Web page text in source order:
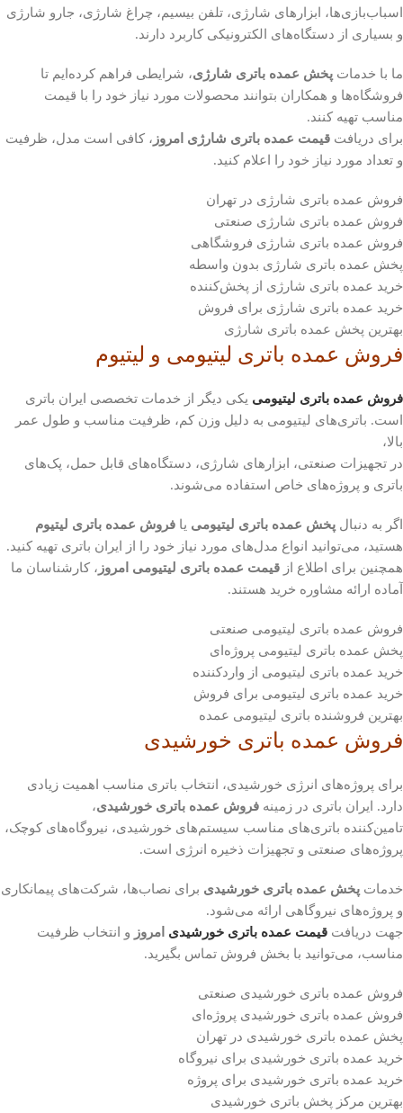
اسباب‌بازی‌ها، ابزارهای شارژی، تلفن بیسیم، چراغ شارژی، جارو شارژی
و بسیاری از دستگاه‌های الکترونیکی کاربرد دارند.
ما با خدمات پخش عمده باتری شارژی، شرایطی فراهم کرده‌ایم تا
فروشگاه‌ها و همکاران بتوانند محصولات مورد نیاز خود را با قیمت
مناسب تهیه کنند.
برای دریافت قیمت عمده باتری شارژی امروز ، کافی است مدل، ظرفیت
و تعداد مورد نیاز خود را اعلام کنید.
فروش عمده باتری شارژی در تهران
فروش عمده باتری شارژی صنعتی
فروش عمده باتری شارژی فروشگاهی
پخش عمده باتری شارژی بدون واسطه
خرید عمده باتری شارژی از پخش‌کننده
خرید عمده باتری شارژی برای فروش
بهترین پخش عمده باتری شارژی
فروش عمده باتری لیتیومی و لیتیوم
فروش عمده باتری لیتیومی یکی دیگر از خدمات تخصصی ایران باتری
است. باتری‌های لیتیومی به دلیل وزن کم، ظرفیت مناسب و طول عمر
بالا،
در تجهیزات صنعتی، ابزارهای شارژی، دستگاه‌های قابل حمل، پک‌های
باتری و پروژه‌های خاص استفاده می‌شوند.
اگر به دنبال پخش عمده باتری لیتیومی یا فروش عمده باتری لیتیوم
هستید، می‌توانید انواع مدل‌های مورد نیاز خود را از ایران باتری تهیه کنید.
همچنین برای اطلاع از قیمت عمده باتری لیتیومی امروز ، کارشناسان ما
آماده ارائه مشاوره خرید هستند.
فروش عمده باتری لیتیومی صنعتی
پخش عمده باتری لیتیومی پروژه‌ای
خرید عمده باتری لیتیومی از واردکننده
خرید عمده باتری لیتیومی برای فروش
بهترین فروشنده باتری لیتیومی عمده
فروش عمده باتری خورشیدی
برای پروژه‌های انرژی خورشیدی، انتخاب باتری مناسب اهمیت زیادی
دارد. ایران باتری در زمینه فروش عمده باتری خورشیدی،
تامین‌کننده باتری‌های مناسب سیستم‌های خورشیدی، نیروگاه‌های کوچک،
پروژه‌های صنعتی و تجهیزات ذخیره انرژی است.
خدمات پخش عمده باتری خورشیدی برای نصاب‌ها، شرکت‌های پیمانکاری
و پروژه‌های نیروگاهی ارائه می‌شود.
جهت دریافت قیمت عمده باتری خورشیدی امروز و انتخاب ظرفیت
مناسب، می‌توانید با بخش فروش تماس بگیرید.
فروش عمده باتری خورشیدی صنعتی
فروش عمده باتری خورشیدی پروژه‌ای
پخش عمده باتری خورشیدی در تهران
خرید عمده باتری خورشیدی برای نیروگاه
خرید عمده باتری خورشیدی برای پروژه
بهترین مرکز پخش باتری خورشیدی